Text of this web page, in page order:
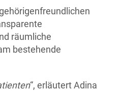
räumliche
bestehende
“, erläutert Adina